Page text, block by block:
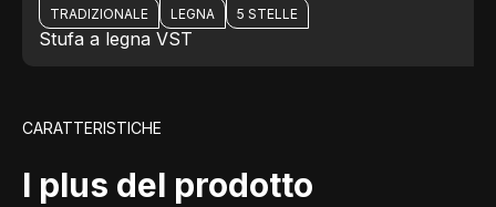
TRADIZIONALE LEGNA 5 STELLE
Stufa a legna VST
CARATTERISTICHE
I plus del prodotto